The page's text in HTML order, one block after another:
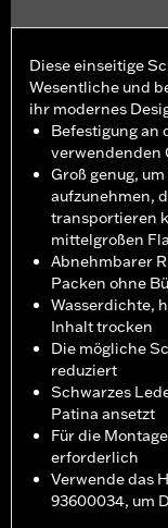
Diese einseitige
Wesentliche und
ihr modernes
Befestigung an
verwendenden
Groß genug,
aufzunehmen,
transportieren
mittelgroßen
Abnehmbarer
Packen ohne
Wasserdichte,
Inhalt trocken
Die mögliche
reduziert
Schwarzes
Patina ansetzt
Für die
erforderlich
Verwende das
93600034, um